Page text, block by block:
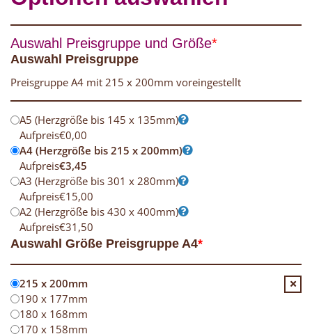
*
Auswahl Preisgruppe und Größe
Auswahl Preisgruppe
Preisgruppe A4 mit 215 x 200mm voreingestellt
A5 (Herzgröße bis 145 x 135mm)
Aufpreis€0,00
A4 (Herzgröße bis 215 x 200mm)
Aufpreis€3,45
A3 (Herzgröße bis 301 x 280mm)
Aufpreis€15,00
A2 (Herzgröße bis 430 x 400mm)
Aufpreis€31,50
*
Auswahl Größe Preisgruppe A4
215 x 200mm
190 x 177mm
180 x 168mm
170 x 158mm